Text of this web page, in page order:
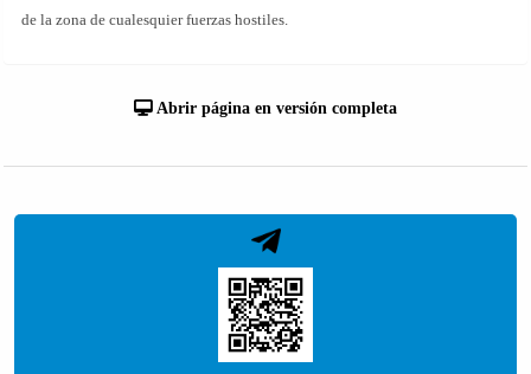
de la zona de cualesquier fuerzas hostiles.
Abrir página en versión completa